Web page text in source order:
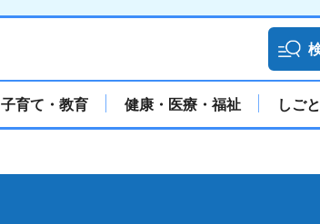
子育て・教育 健康・医療・福祉 しご